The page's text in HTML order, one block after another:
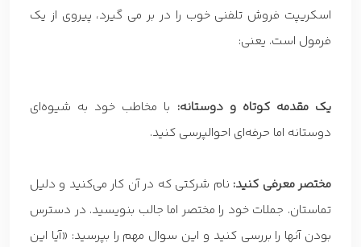
اسکریپت فروش تلفنی خوب را در بر می گیرد، پیروی از یک
فرمول است. یعنی:
یک مقدمه کوتاه و دوستانه: با مخاطب خود به شیوه‌ای
دوستانه اما حرفه‌ای احوالپرسی کنید.
مختصر معرفی کنید: نام شرکتی که در آن کار می‌کنید و دلیل
تماستان. جملات خود را مختصر اما جالب بنویسید. در دسترس
بودن آنها را بررسی کنید و این سوال مهم را بپرسید: «آیا این